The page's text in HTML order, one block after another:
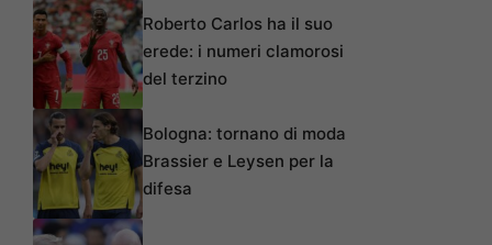
Roberto Carlos ha il suo
erede: i numeri clamorosi
del terzino
Bologna: tornano di moda
Brassier e Leysen per la
difesa